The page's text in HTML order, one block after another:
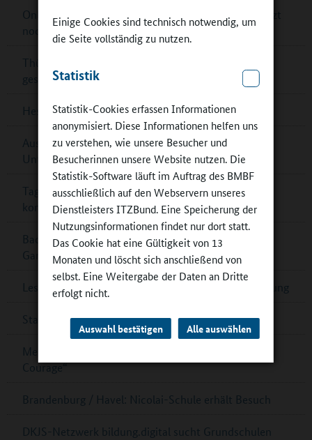
Einige Cookies sind technisch notwendig, um
die Seite vollständig zu nutzen.
Statistik
Statistik-Cookies erfassen Informationen
anonymisiert. Diese Informationen helfen uns
zu verstehen, wie unsere Besucher und
Besucherinnen unsere Website nutzen. Die
Statistik-Software läuft im Auftrag des BMBF
ausschließlich auf den Webservern unseres
Dienstleisters ITZBund. Eine Speicherung der
Nutzungsinformationen findet nur dort statt.
Das Cookie hat eine Gültigkeit von 13
Monaten und löscht sich anschließend von
selbst. Eine Weitergabe der Daten an Dritte
erfolgt nicht.
Auswahl bestätigen Alle auswählen
Online-Voting „Energiesparmeister“ bis 6. Juni – jetzt
noch abstimmen!
Thüringen: Investitionsprogramm GanztagInvest II
gestartet
Hessen: Ukrainisch als Fremdsprache in Schulen
Auszeichnungen „Deutscher Lehrkräftepreis –
Unterricht innovativ“
Tagungsdokumentation online: „Auf die Lehrperson
kommt es an“
Baden-Württemberg: Reform mit mehr
Ganztagsgrundschulen
Lesetipp: „Ganztagsprojekte“ in der kulturellen Bildung
Stadt Münster: Startchancen für Schulen
Mecklenburg-Vorpommern: Mehr „Schulen mit
Courage“
Brandenburg / Havel: Nicolai-Schule erhält Besuch
DKJS-Netzwerk bildung.digital sucht Grundschulen